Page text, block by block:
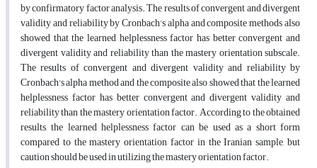
by confirmatory factor analysis. The results of convergent and divergent
validity and reliability by Cronbach's alpha and composite methods also
showed that the learned helplessness factor has better convergent and
divergent validity and reliability than the mastery orientation subscale.
The results of convergent and divergent validity and reliability by
Cronbach's alpha method and the composite also showed that the learned
helplessness factor has better convergent and divergent validity and
reliability than the mastery orientation factor. According to the obtained
results, the learned helplessness factor can be used as a short form
compared to the mastery orientation factor in the Iranian sample, but
caution should be used in utilizing the mastery orientation factor.